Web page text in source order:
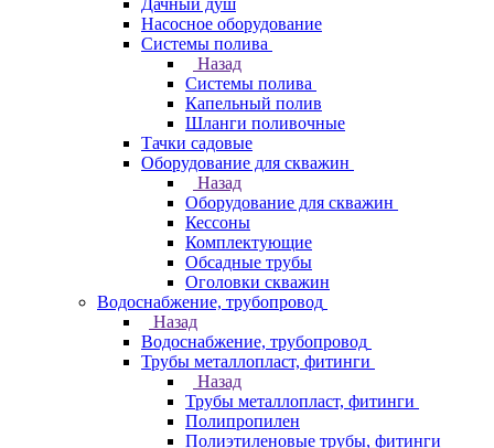
Дачный душ
Насосное оборудование
Системы полива
Назад
Системы полива
Капельный полив
Шланги поливочные
Тачки садовые
Оборудование для скважин
Назад
Оборудование для скважин
Кессоны
Комплектующие
Обсадные трубы
Оголовки скважин
Водоснабжение, трубопровод
Назад
Водоснабжение, трубопровод
Трубы металлопласт, фитинги
Назад
Трубы металлопласт, фитинги
Полипропилен
Полиэтиленовые трубы, фитинги